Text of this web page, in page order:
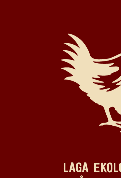
LAGA